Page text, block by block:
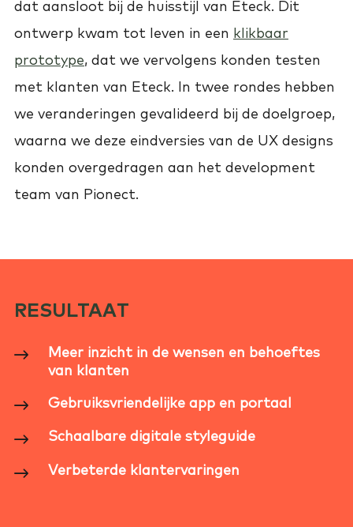
dat aansloot bij de huisstijl van Eteck. Dit
ontwerp kwam tot leven in een klikbaar
prototype, dat we vervolgens konden testen
met klanten van Eteck. In twee rondes hebben
we veranderingen gevalideerd bij de doelgroep,
waarna we deze eindversies van de UX designs
konden overgedragen aan het development
team van Pionect.
RESULTAAT
Meer inzicht in de wensen en behoeftes
van klanten
Gebruiksvriendelijke app en portaal
Schaalbare digitale styleguide
Verbeterde klantervaringen